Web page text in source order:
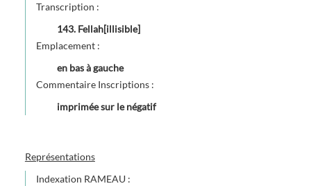
Transcription :
143. Fellah[illisible]
Emplacement :
en bas à gauche
Commentaire Inscriptions :
imprimée sur le négatif
Représentations
Indexation RAMEAU :